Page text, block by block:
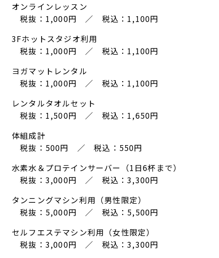
オンラインレッスン
税抜：1,000円 ／ 税込：1,100円
3Fホットスタジオ利用
税抜：1,000円 ／ 税込：1,100円
ヨガマットレンタル
税抜：1,000円 ／ 税込：1,100円
レンタルタオルセット
税抜：1,500円 ／ 税込：1,650円
体組成計
税抜：500円 ／ 税込：550円
水素水＆プロテインサーバー（1日6杯まで）
税抜：3,000円 ／ 税込：3,300円
タンニングマシン利用（男性限定）
税抜：5,000円 ／ 税込：5,500円
セルフエステマシン利用（女性限定）
税抜：3,000円 ／ 税込：3,300円